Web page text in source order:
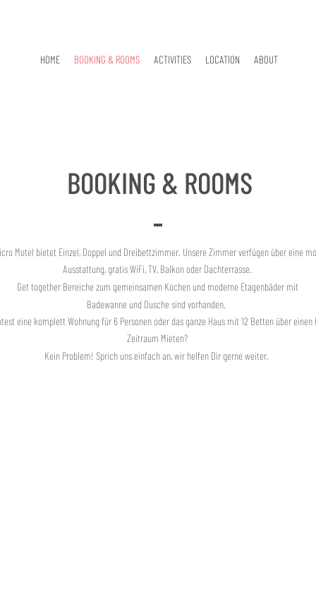
HOME BOOKING & ROOMS ACTIVITIES LOCATION ABOUT
BOOKING & ROOMS
Motel bietet Einzel, Doppel und Dreibettzimmer. Unsere Zimmer verfügen über eine
Ausstattung, gratis WiFi, TV, Balkon oder Dachterrasse.
Get together Bereiche zum gemeinsamen Kochen und moderne Etagenbäder mit
Badewanne und Dusche sind vorhanden.
eine komplett Wohnung für 6 Personen oder das ganze Haus mit 12 Betten über einen
Zeitraum Mieten?
Kein Problem! Sprich uns einfach an, wir helfen Dir gerne weiter.